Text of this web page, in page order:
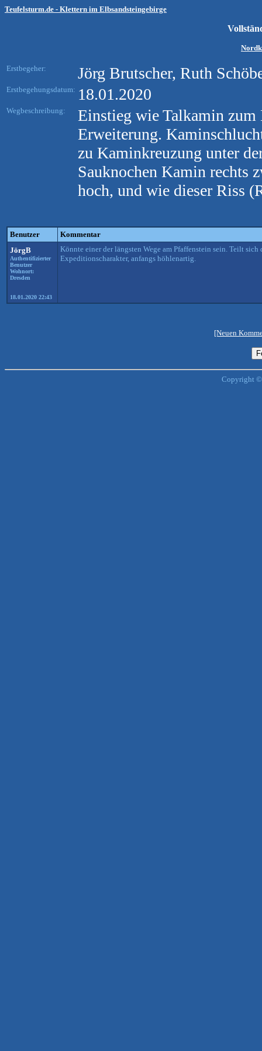
Teufelsturm.de - Klettern im Elbsandsteingebirge
Erstbegeher: Jörg Brutscher, Ruth
Erstbegehungsdatum: 18.01.2020
Wegbeschreibung:
Einstieg wie Talkamin
Erweiterung.
zu Kaminkreuzung unter
Sauknochen Kamin rechts
hoch, und wie dieser Riss
Benutzer
Kommentar
JörgB
Authentifizierter
Benutzer
Wohnort:
Dresden
18.01.2020 22:43
Könnte einer der längsten Wege am Pfaffenstein sein. Teilt
Expeditionscharakter, anfangs höhlenartig.
[Neuen
Copyright ©